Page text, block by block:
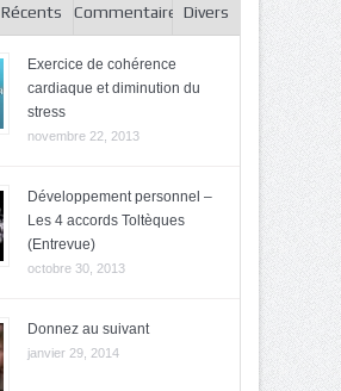
Récents CommentairesDivers
Exercice de cohérence
cardiaque et diminution du
stress
novembre 22, 2013
Développement personnel –
Les 4 accords Toltèques
(Entrevue)
octobre 30, 2013
Donnez au suivant
janvier 29, 2014